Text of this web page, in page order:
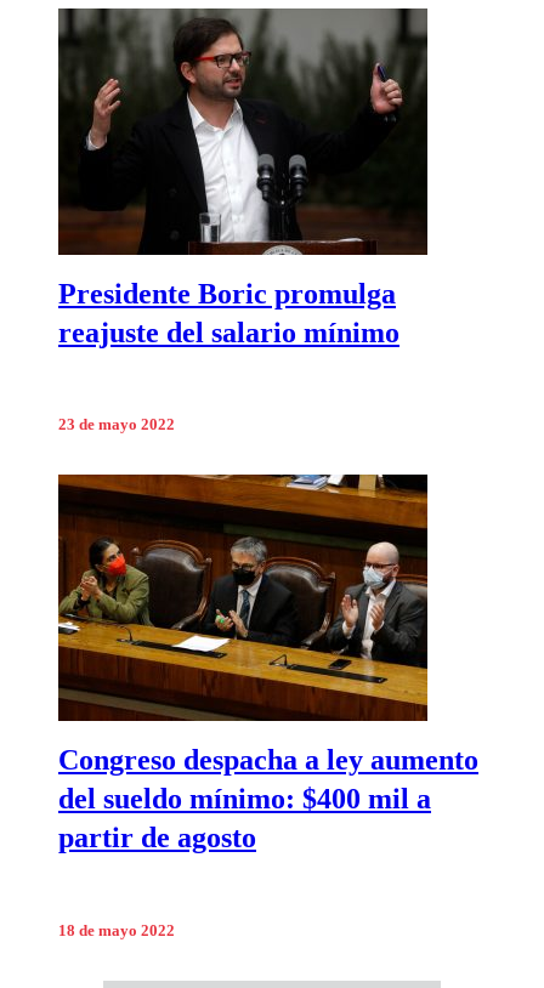
Presidente Boric promulga
reajuste del salario mínimo
23 de mayo 2022
Congreso despacha a ley aumento
del sueldo mínimo: $400 mil a
partir de agosto
18 de mayo 2022